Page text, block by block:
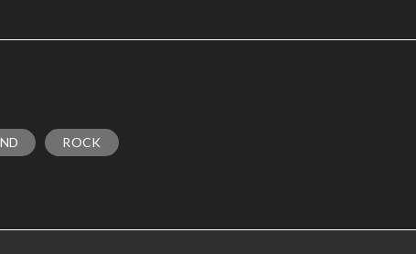
ROCK